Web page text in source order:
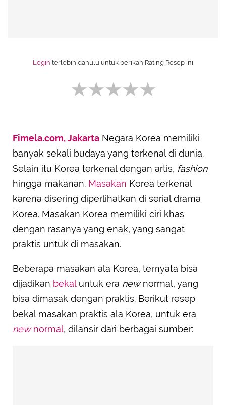
Login terlebih dahulu untuk berikan Rating Resep ini
SUBMIT REVIEW
Fimela.com, Jakarta Negara Korea memiliki
banyak sekali budaya yang terkenal di dunia.
Selain itu Korea terkenal dengan artis, fashion
hingga makanan. Masakan Korea terkenal
karena disering diperlihatkan di serial drama
Korea. Masakan Korea memiliki ciri khas
dengan rasanya yang enak, yang sangat
praktis untuk di masakan.
Beberapa masakan ala Korea, ternyata bisa
dijadikan bekaluntuk era newnormal, yang
bisa dimasak dengan praktis. Berikut resep
bekal masakan praktis ala Korea, untuk era
newnormal, dilansir dari berbagai sumber: